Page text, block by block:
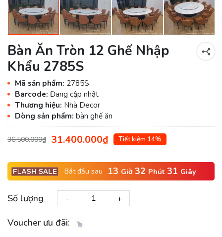
Bàn Ăn Tròn 12 Ghế Nhập
Khẩu 2785S
Mã sản phẩm: 2785S
Barcode: Đang cập nhật
Thương hiệu: Nhà Decor
Dòng sản phẩm: bàn ghế ăn
36.500.000₫ 31.400.000₫ Tiết kiệm 14%
Bắt đầu sau 13 Giờ 32 Phút 30 Giây
Số lượng - +
Voucher ưu đãi: